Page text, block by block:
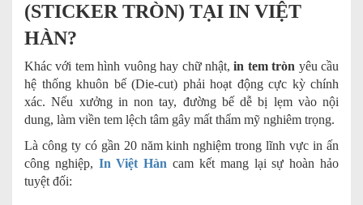
(STICKER TRÒN) TẠI IN VIỆT
HÀN?
Khác với tem hình vuông hay chữ nhật,in tem tròn yêu cầu
hệ thống khuôn bế (Die-cut) phải hoạt động cực kỳ chính
xác. Nếu xưởng in non tay, đường bế dễ bị lẹm vào nội
dung, làm viền tem lệch tâm gây mất thẩm mỹ nghiêm trọng.
Là công ty có gần 20 năm kinh nghiệm trong lĩnh vực in ấn
công nghiệp, In Việt Hàn cam kết mang lại sự hoàn hảo
tuyệt đối: